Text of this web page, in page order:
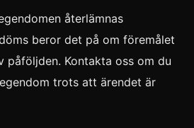
återlämnas
beror det på om föremålet
påföljden. Kontakta oss om du
trots att ärendet är